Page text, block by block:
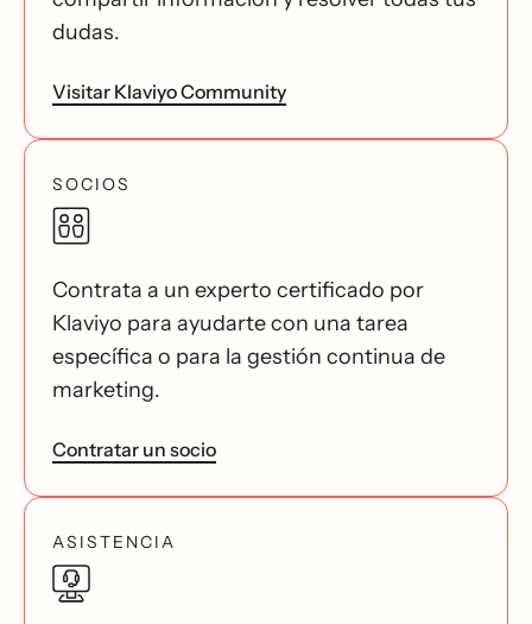
dudas.
Visitar Klaviyo Community
SOCIOS
Contrata a un experto certificado por
Klaviyo para ayudarte con una tarea
específica o para la gestión continua de
marketing.
Contratar un socio
ASISTENCIA